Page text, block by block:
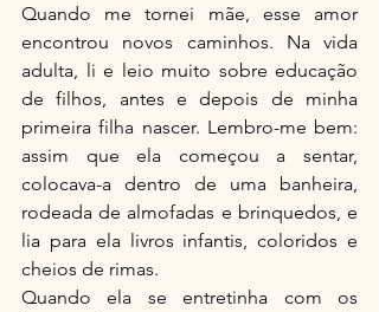
Quando me tornei mãe, esse amor
encontrou novos caminhos. Na vida
adulta, li e leio muito sobre educação
de filhos, antes e depois de minha
primeira filha nascer. Lembro-me bem:
assim que ela começou a sentar,
colocava-a dentro de uma banheira,
rodeada de almofadas e brinquedos, e
lia para ela livros infantis, coloridos e
cheios de rimas.
Quando ela se entretinha com os